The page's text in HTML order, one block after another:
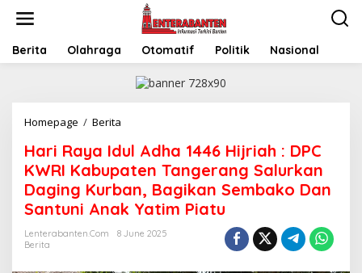
Berita Olahraga Otomatif Politik Nasional
Homepage / Berita
Idul
Adha
1446
Hijriah
:
KWRI
Hari Raya Idul Adha 1446 Hijriah : DPC
KWRI Kabupaten Tangerang Salurkan
Daging Kurban, Bagikan Sembako Dan
Santuni Anak Yatim Piatu
Lenterabanten.com
8 June 2025
Berita